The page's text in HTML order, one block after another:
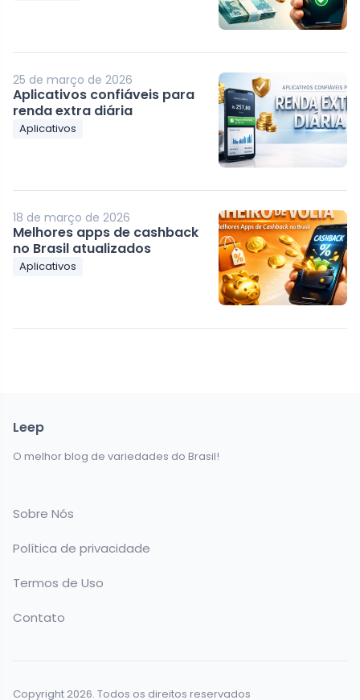
25 de março de 2026
Aplicativos confiáveis para
renda extra diária
Aplicativos
18 de março de 2026
Melhores apps de cashback
no Brasil atualizados
Aplicativos
Leep
O melhor blog de variedades do Brasil!
Sobre Nós
Política de privacidade
Termos de Uso
Contato
Copyright 2026. Todos os direitos reservados